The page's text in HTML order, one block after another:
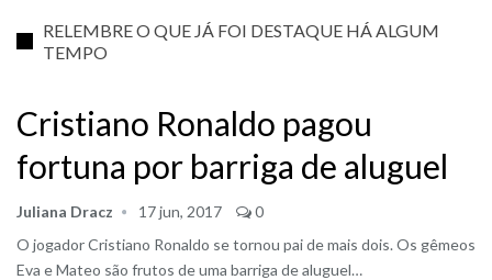
RELEMBRE O QUE JÁ FOI DESTAQUE HÁ ALGUM
TEMPO
Cristiano Ronaldo pagou
fortuna por barriga de aluguel
Juliana Dracz 17 jun, 2017
0
O jogador Cristiano Ronaldo se tornou pai de mais dois. Os gêmeos
Eva e Mateo são frutos de uma barriga de aluguel…